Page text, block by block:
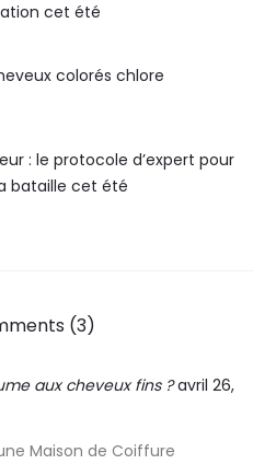
cet été
: le protocole d’expert pour
bataille cet été
(3)
aux cheveux fins ? avril 26,
Maison de Coiffure